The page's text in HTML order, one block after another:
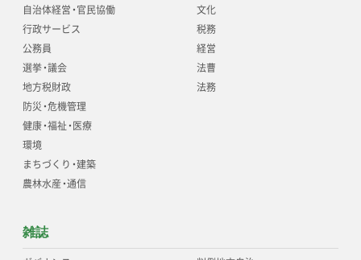
自治体経営・官民協働
行政サービス
公務員
選挙・議会
地方税財政
防災・危機管理
健康・福祉・医療
環境
まちづくり・建築
農林水産・通信
文化
税務
経営
法曹
法務
雑誌